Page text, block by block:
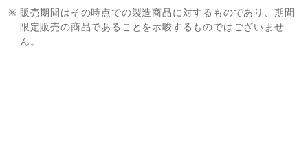
※ 販売期間はその時点での製造商品に対するものであり、期間
限定販売の商品であることを示唆するものではございませ
ん。